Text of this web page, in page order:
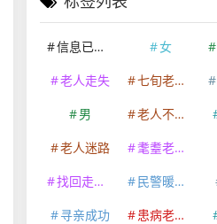
信息已经删除 女
老人走失
七旬老人走失
男
老人不慎走失
老人迷路
耄耋老人走失
找回走失老人
民警暖心救助
寻亲成功
患病老人走失